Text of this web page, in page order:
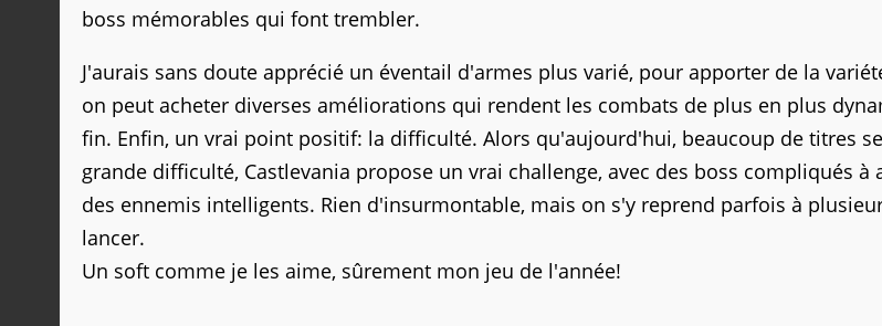
boss mémorables qui font trembler.
J'aurais sans doute apprécié un éventail d'armes plus varié, pour apporter de la
on peut acheter diverses améliorations qui rendent les combats de plus en plus
fin. Enfin, un vrai point positif: la difficulté. Alors qu'aujourd'hui, beaucoup de titres
grande difficulté, Castlevania propose un vrai challenge, avec des boss compliqués à
des ennemis intelligents. Rien d'insurmontable, mais on s'y reprend parfois à
lancer.
Un soft comme je les aime, sûrement mon jeu de l'année!